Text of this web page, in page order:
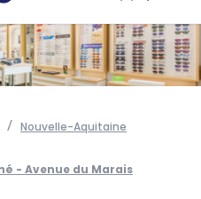
Nouvelle-Aquitaine
- Avenue du Marais